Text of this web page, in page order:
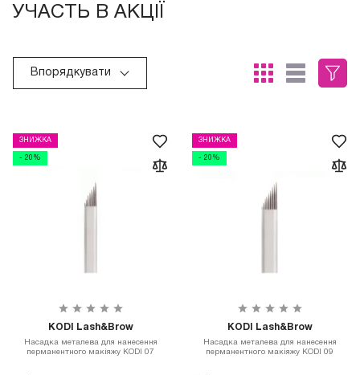
УЧАСТЬ В АКЦІЇ
Впорядкувати
ЗНИЖКА
- 20%
KODI Lash&Brow
Насадка металева для нанесення
перманентного макіяжу KODI 07
ЗНИЖКА
- 20%
KODI Lash&Brow
Насадка металева для нанесення
перманентного макіяжу KODI 09